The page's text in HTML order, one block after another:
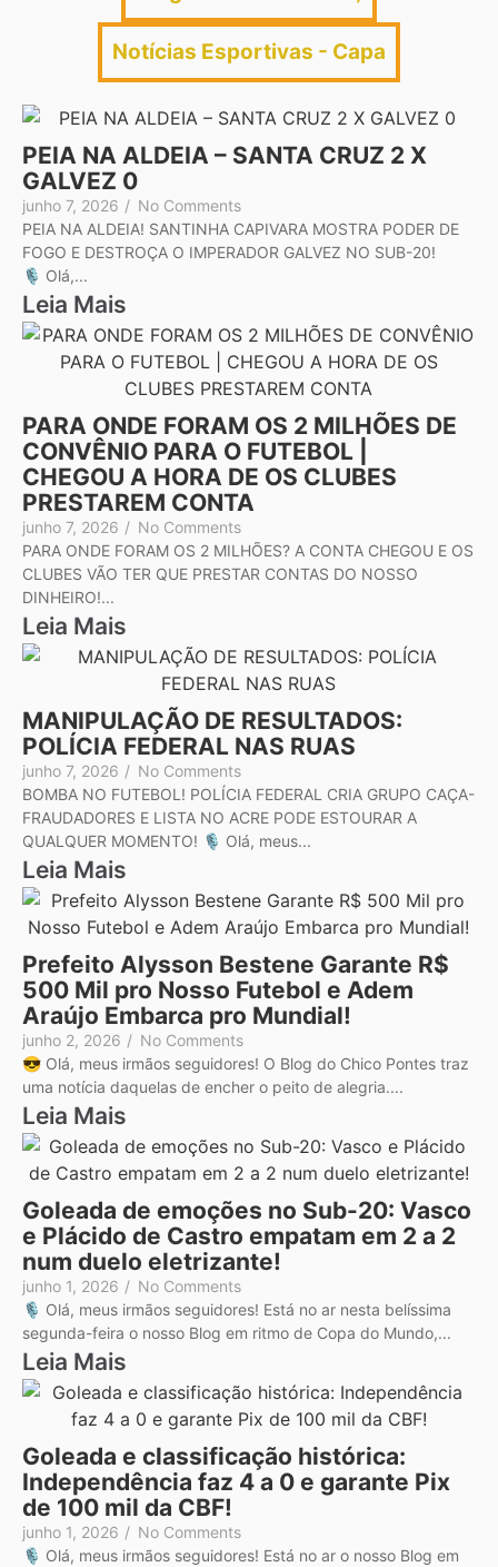
Notícias Esportivas - Capa
PEIA NA ALDEIA – SANTA CRUZ 2 X
GALVEZ 0
junho 7, 2026 / No Comments
PEIA NA ALDEIA! SANTINHA CAPIVARA MOSTRA PODER DE
FOGO E DESTROÇA O IMPERADOR GALVEZ NO SUB-20!
🎙️ Olá,...
Leia Mais
PARA ONDE FORAM OS 2 MILHÕES DE
CONVÊNIO PARA O FUTEBOL |
CHEGOU A HORA DE OS CLUBES
PRESTAREM CONTA
junho 7, 2026 / No Comments
PARA ONDE FORAM OS 2 MILHÕES? A CONTA CHEGOU E OS
CLUBES VÃO TER QUE PRESTAR CONTAS DO NOSSO
DINHEIRO!...
Leia Mais
MANIPULAÇÃO DE RESULTADOS:
POLÍCIA FEDERAL NAS RUAS
junho 7, 2026 / No Comments
BOMBA NO FUTEBOL! POLÍCIA FEDERAL CRIA GRUPO CAÇA-
FRAUDADORES E LISTA NO ACRE PODE ESTOURAR A
QUALQUER MOMENTO! 🎙️ Olá, meus...
Leia Mais
Prefeito Alysson Bestene Garante R$
500 Mil pro Nosso Futebol e Adem
Araújo Embarca pro Mundial!
junho 2, 2026 / No Comments
😎 Olá, meus irmãos seguidores! O Blog do Chico Pontes traz
uma notícia daquelas de encher o peito de alegria....
Leia Mais
Goleada de emoções no Sub-20: Vasco
e Plácido de Castro empatam em 2 a 2
num duelo eletrizante!
junho 1, 2026 / No Comments
🎙️ Olá, meus irmãos seguidores! Está no ar nesta belíssima
segunda-feira o nosso Blog em ritmo de Copa do Mundo,...
Leia Mais
Goleada e classificação histórica:
Independência faz 4 a 0 e garante Pix
de 100 mil da CBF!
junho 1, 2026 / No Comments
🎙️ Olá, meus irmãos seguidores! Está no ar o nosso Blog em